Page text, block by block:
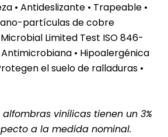
• Antideslizante • Trapeable •
partículas de cobre
Limited Test ISO 846-
• Hipoalergénica
el suelo de ralladuras •
vinílicas tienen un 3%
a la medida nominal.